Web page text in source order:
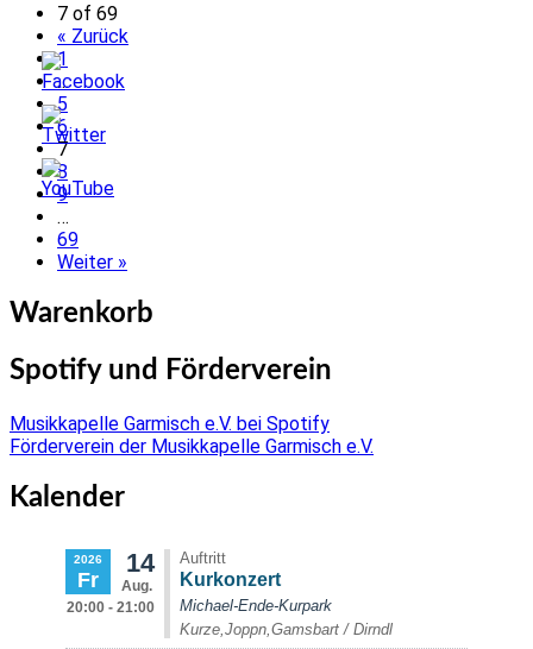
7 of 69
« Zurück
1
…
5
6
7
8
9
…
69
Weiter »
Warenkorb
Spotify und Förderverein
Musikkapelle Garmisch e.V. bei Spotify
Förderverein der Musikkapelle Garmisch e.V.
Kalender